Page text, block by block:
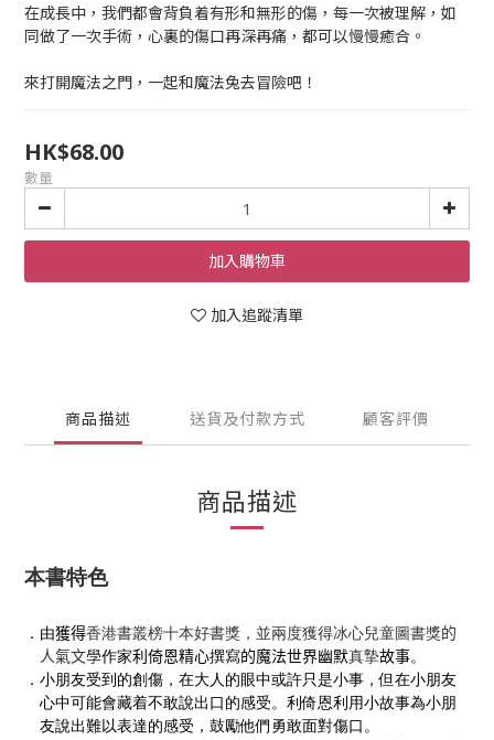
在成長中，我們都會背負着有形和無形的傷，每一次被理解，如
同做了一次手術，心裏的傷口再深再痛，都可以慢慢癒合。
來打開魔法之門，一起和魔法兔去冒險吧！
HK$68.00
數量
加入購物車
加入追蹤清單
商品描述 送貨及付款方式 顧客評價
商品描述
本書特色
．由獲得香港書叢榜十本好書獎，並兩度獲得冰心兒童圖書獎的
人氣文學作家利倚恩精心撰寫的魔法世界幽默真摯故事。
．小朋友受到的創傷，在大人的眼中或許只是小事，但在小朋友
心中可能會藏着不敢說出口的感受。利倚恩利用小故事為小朋
友說出難以表達的感受，鼓勵他們勇敢面對傷口。